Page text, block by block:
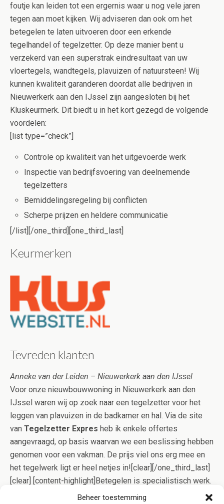
Beheer toestemming
foutje kan leiden tot een ergernis waar u nog vele jaren
tegen aan moet kijken. Wij adviseren dan ook om het
betegelen te laten uitvoeren door een erkende
tegelhandel of tegelzetter. Op deze manier bent u
verzekerd van een superstrak eindresultaat van uw
vloertegels, wandtegels, plavuizen of natuursteen! Wij
kunnen kwaliteit garanderen doordat alle bedrijven in
Nieuwerkerk aan den IJssel zijn aangesloten bij het
Kluskeurmerk. Dit biedt u in het kort gezegd de volgende
voordelen:
[list type=”check”]
Controle op kwaliteit van het uitgevoerde werk
Inspectie van bedrijfsvoering van deelnemende
tegelzetters
Bemiddelingsregeling bij conflicten
Scherpe prijzen en heldere communicatie
[/list][/one_third][one_third_last]
Keurmerken
Tevreden klanten
Anneke van der Leiden – Nieuwerkerk aan den IJssel
Voor onze nieuwbouwwoning in Nieuwerkerk aan den
IJssel waren wij op zoek naar een tegelzetter voor het
leggen van plavuizen in de badkamer en hal. Via de site
van Tegelzetter Expres heb ik enkele offertes
aangevraagd, op basis waarvan we een beslissing hebben
genomen voor een vakman. De prijs viel ons erg mee en
het tegelwerk ligt er heel netjes in![clear][/one_third_last]
[clear] [content-highlight]Betegelen is specialistisch werk.
Onze specialisten uit Nieuwerkerk aan den IJssel